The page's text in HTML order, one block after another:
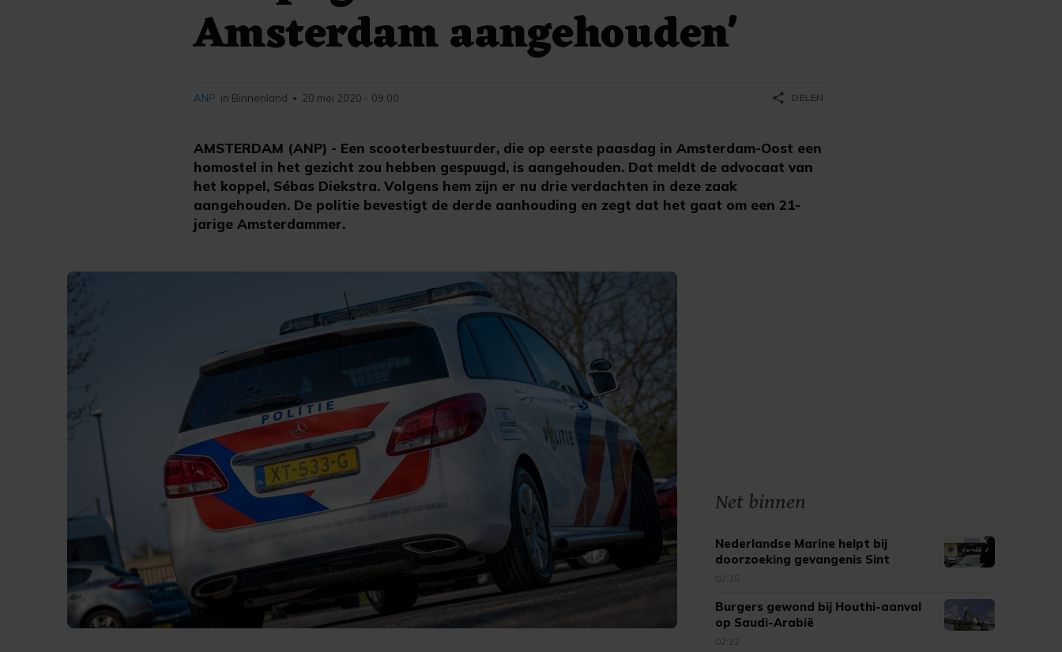
Amsterdam aangehouden'
AMSTERDAM (ANP) - Een scooterbestuurder, die op eerste paasdag in Amsterdam-Oost een
homostel in het gezicht zou hebben gespuugd, is aangehouden. Dat meldt de advocaat van
het koppel, Sébas Diekstra. Volgens hem zijn er nu drie verdachten in deze zaak
aangehouden. De politie bevestigt de derde aanhouding en zegt dat het gaat om een 21-
jarige Amsterdammer.
ANP in Binnenland • 20 mei 2020 - 09:00 share DELEN
Net binnen
Nederlandse Marine helpt bij
doorzoeking gevangenis Sint
Maarten
02:25
Burgers gewond bij Houthi-aanval
op Saudi-Arabië
02:22